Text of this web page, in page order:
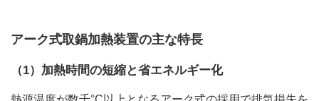
アーク式取鍋加熱装置の主な特長
（1）加熱時間の短縮と省エネルギー化